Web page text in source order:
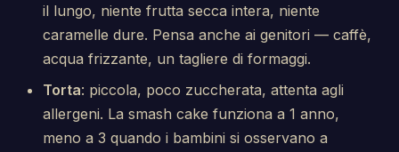
il lungo, niente frutta secca intera, niente
caramelle dure. Pensa anche ai genitori — caffè,
acqua frizzante, un tagliere di formaggi.
Torta: piccola, poco zuccherata, attenta agli
allergeni. La smash cake funziona a 1 anno,
meno a 3 quando i bambini si osservano a